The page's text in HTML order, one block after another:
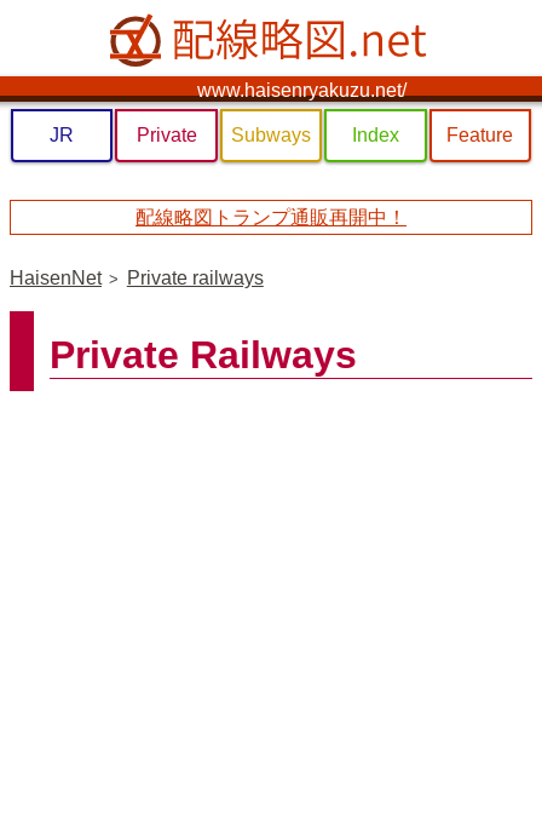
www.haisenryakuzu.net/
JR Private Subways Index Feature
配線略図トランプ通販再開中！
HaisenNet Private railways
Private Railways